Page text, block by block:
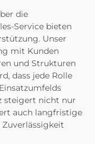
die
Service bieten
Unser
mit Kunden
und Strukturen
dass jede Rolle
steigert nicht nur
auch langfristige